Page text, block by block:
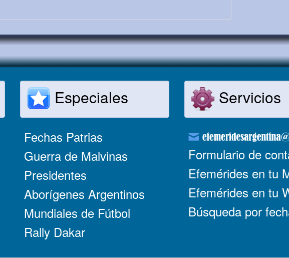
Especiales
Fechas Patrias
Guerra de Malvinas
Presidentes
Aborígenes Argentinos
Mundiales de Fútbol
Rally Dakar
Servicios
Formulario de
Efemérides en tu
Efemérides en tu
Búsqueda por